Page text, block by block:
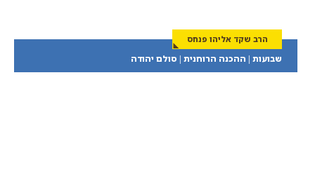
הרב שקד אליהו פנחס
שבועות | ההכנה הרוחנית | סולם יהודה